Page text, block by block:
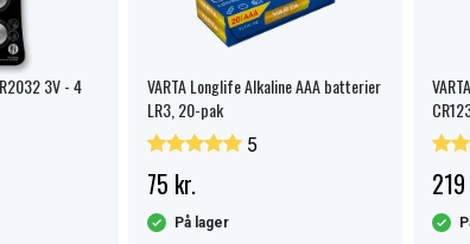
3V - 4
VARTA Longlife Alkaline AAA batterier
LR3, 20-pak
5
75 kr.
På lager